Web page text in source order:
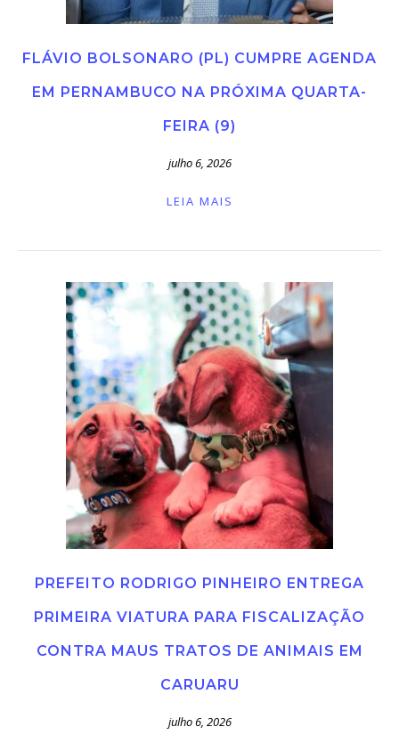
FLÁVIO BOLSONARO (PL) CUMPRE AGENDA
EM PERNAMBUCO NA PRÓXIMA QUARTA-
FEIRA (9)
julho 6, 2026
LEIA MAIS
PREFEITO RODRIGO PINHEIRO ENTREGA
PRIMEIRA VIATURA PARA FISCALIZAÇÃO
CONTRA MAUS TRATOS DE ANIMAIS EM
CARUARU
julho 6, 2026